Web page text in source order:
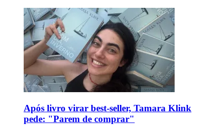
Após livro virar best-seller, Tamara Klink
pede: "Parem de comprar"